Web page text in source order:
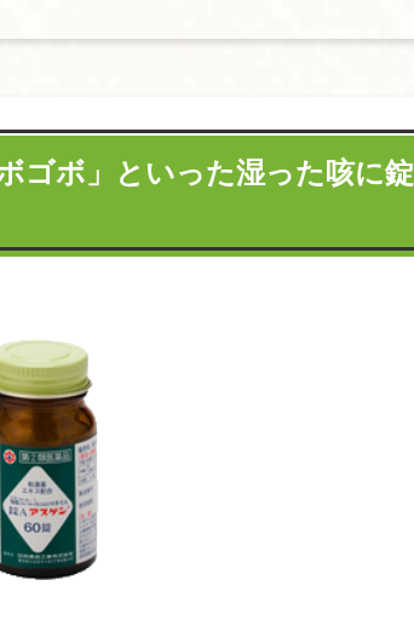
ゴボ」といった湿った咳に錠